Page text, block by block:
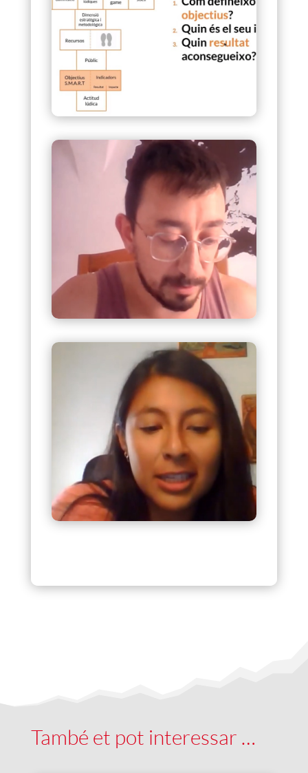
També et pot interessar …